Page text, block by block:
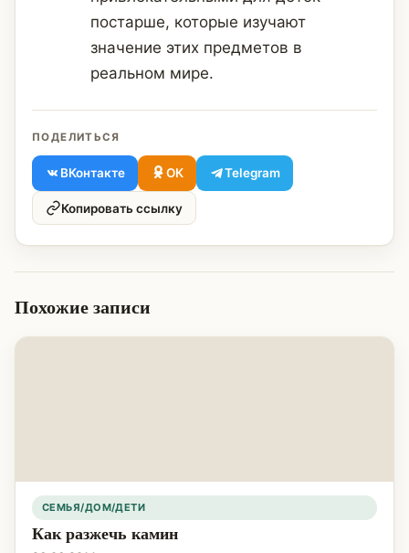
постарше, которые изучают
значение этих предметов в
реальном мире.
ПОДЕЛИТЬСЯ
ВКонтакте ОК Telegram
Копировать ссылку
Похожие записи
СЕМЬЯ/ДОМ/ДЕТИ
Как разжечь камин